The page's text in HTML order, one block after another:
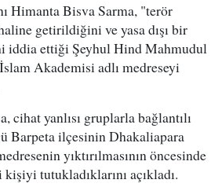
Himanta Bisva Sarma, "terör
getirildiğini ve yasa dışı bir
iddia ettiği Şeyhul Hind Mahmudul
Akademisi adlı medreseyi
cihat yanlısı gruplarla bağlantılı
Barpeta ilçesinin Dhakaliapara
yıktırılmasının öncesinde
tutukladıklarını açıkladı.